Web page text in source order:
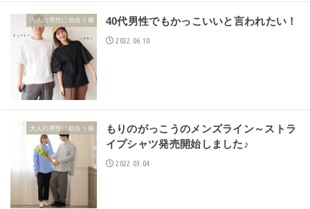
大人の男性に似合う服 40代男性でもかっこいいと言われたい！
2022.06.10
大人の男性に似合う服
もりのがっこうのメンズライン～ストラ
イプシャツ発売開始しました♪
2022.03.04